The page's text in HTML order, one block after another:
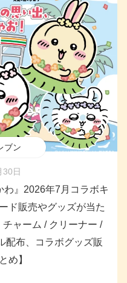
ブン
30日
』2026年7月コラボキ
ド販売やグッズが当た
ャーム / クリーナー /
配布、コラボグッズ販
め】